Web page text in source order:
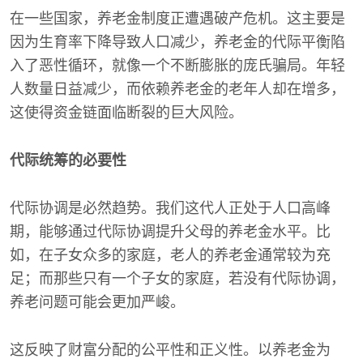
在一些国家，养老金制度正遭遇破产危机。这主要是
因为生育率下降导致人口减少，养老金的代际平衡陷
入了恶性循环，就像一个不断膨胀的庞氏骗局。年轻
人数量日益减少，而依赖养老金的老年人却在增多，
这使得资金链面临断裂的巨大风险。
代际统筹的必要性
代际协调是必然趋势。我们这代人正处于人口高峰
期，能够通过代际协调提升父母的养老金水平。比
如，在子女众多的家庭，老人的养老金通常较为充
足；而那些只有一个子女的家庭，若没有代际协调，
养老问题可能会更加严峻。
这反映了财富分配的公平性和正义性。以养老金为